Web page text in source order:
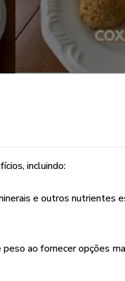
incluindo:
e outros nutrientes
ao fornecer opções